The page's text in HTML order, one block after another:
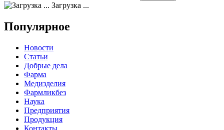
Загрузка ...
Популярное
Новости
Статьи
Добрые дела
Фарма
Медизделия
Фармликбез
Наука
Предприятия
Продукция
Контакты